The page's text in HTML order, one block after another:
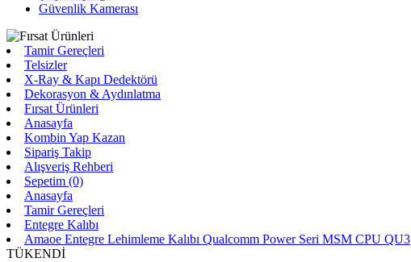
Güvenlik Kamerası
Tamir Gereçleri
Telsizler
X-Ray & Kapı Dedektörü
Dekorasyon & Aydınlatma
Fırsat Ürünleri
Anasayfa
Kombin Yap Kazan
Sipariş Takip
Alışveriş Rehberi
Sepetim (0)
Anasayfa
Tamir Gereçleri
Entegre Kalıbı
Amaoe Entegre Lehimleme Kalıbı Qualcomm Power Seri MSM CPU QU3
TÜKENDİ